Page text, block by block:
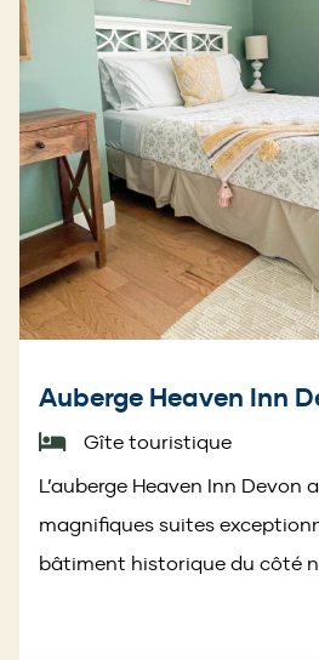
Auberge Heaven Inn
Gîte touristique
L’auberge Heaven Inn Devon
magnifiques suites
bâtiment historique du côté